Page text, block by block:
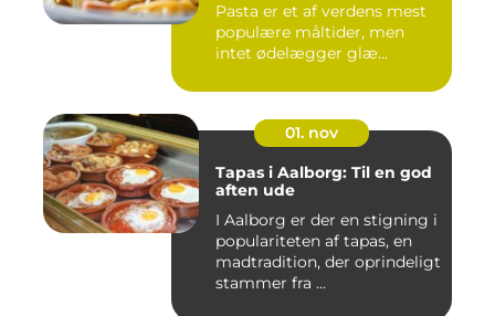
Pasta er et af verdens mest
populære måltider, men
intet ødelægger glæ...
01. nov
Tapas i Aalborg: Til en god
aften ude
I Aalborg er der en stigning i
populariteten af tapas, en
madtradition, der oprindeligt
stammer fra ...